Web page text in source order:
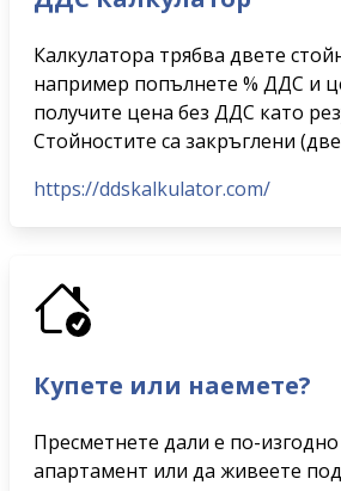
Калкулатора трябва двете
например попълнете % ДДС и
получите цена без ДДС като
Стойностите са закръглени
https://ddskalkulator.com/
Купете или наемете?
Пресметнете дали е по-изгодно
апартамент или да живеете